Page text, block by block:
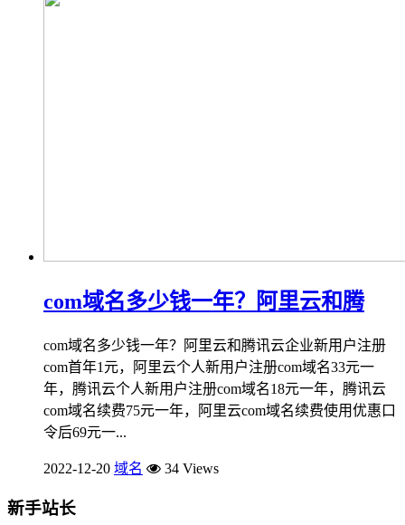
com域名多少钱一年？阿里云和腾
com域名多少钱一年？阿里云和腾讯云企业新用户注册
com首年1元，阿里云个人新用户注册com域名33元一
年，腾讯云个人新用户注册com域名18元一年，腾讯云
com域名续费75元一年，阿里云com域名续费使用优惠口
令后69元一...
2022-12-20 域名 34 Views
新手站长